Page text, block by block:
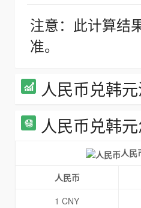
注意：此计算结
准。
人民币兑韩
人民币兑韩
人民
人民币
1 CNY